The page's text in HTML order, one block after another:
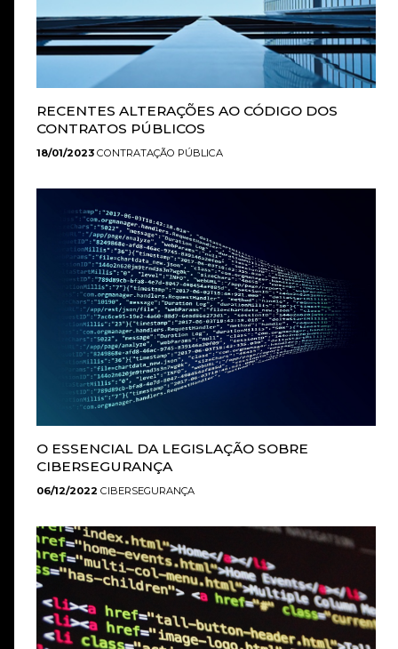
RECENTES ALTERAÇÕES AO CÓDIGO DOS
CONTRATOS PÚBLICOS
18/01/2023 CONTRATAÇÃO PÚBLICA
O ESSENCIAL DA LEGISLAÇÃO SOBRE
CIBERSEGURANÇA
06/12/2022 CIBERSEGURANÇA